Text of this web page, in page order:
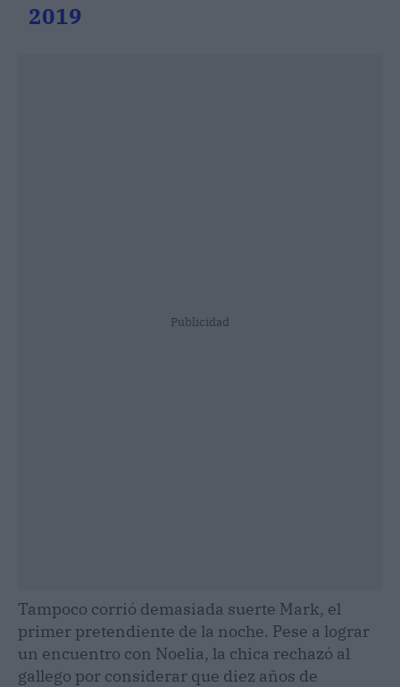
2019
Publicidad
Tampoco corrió demasiada suerte Mark, el
primer pretendiente de la noche. Pese a lograr
un encuentro con Noelia, la chica rechazó al
gallego por considerar que diez años de